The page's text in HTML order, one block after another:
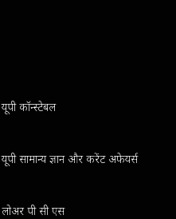
यूपी कॉन्स्टेबल
यूपी सामान्य ज्ञान और करेंट अफेयर्स
लोअर पी सी एस